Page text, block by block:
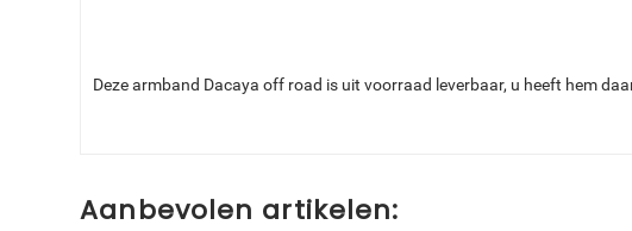
Deze armband Dacaya off road is uit voorraad leverbaar, u heeft hem
Aanbevolen artikelen: